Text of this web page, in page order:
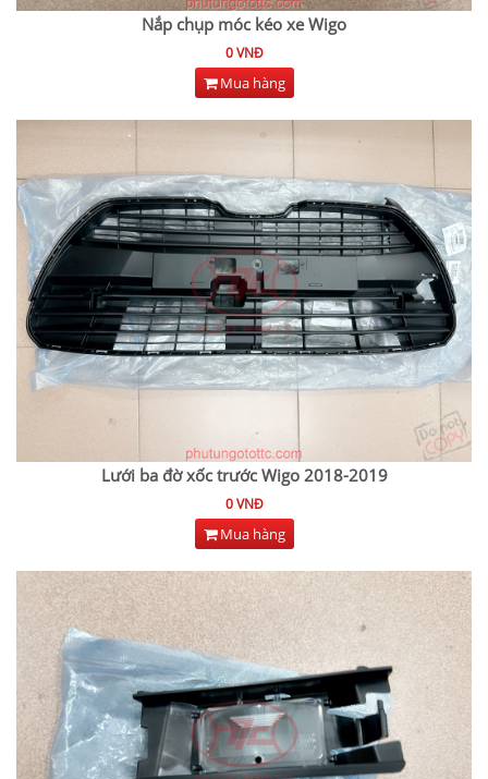
Nắp chụp móc kéo xe Wigo
0 VNĐ
Mua hàng
Lưới ba đờ xốc trước Wigo 2018-2019
0 VNĐ
Mua hàng